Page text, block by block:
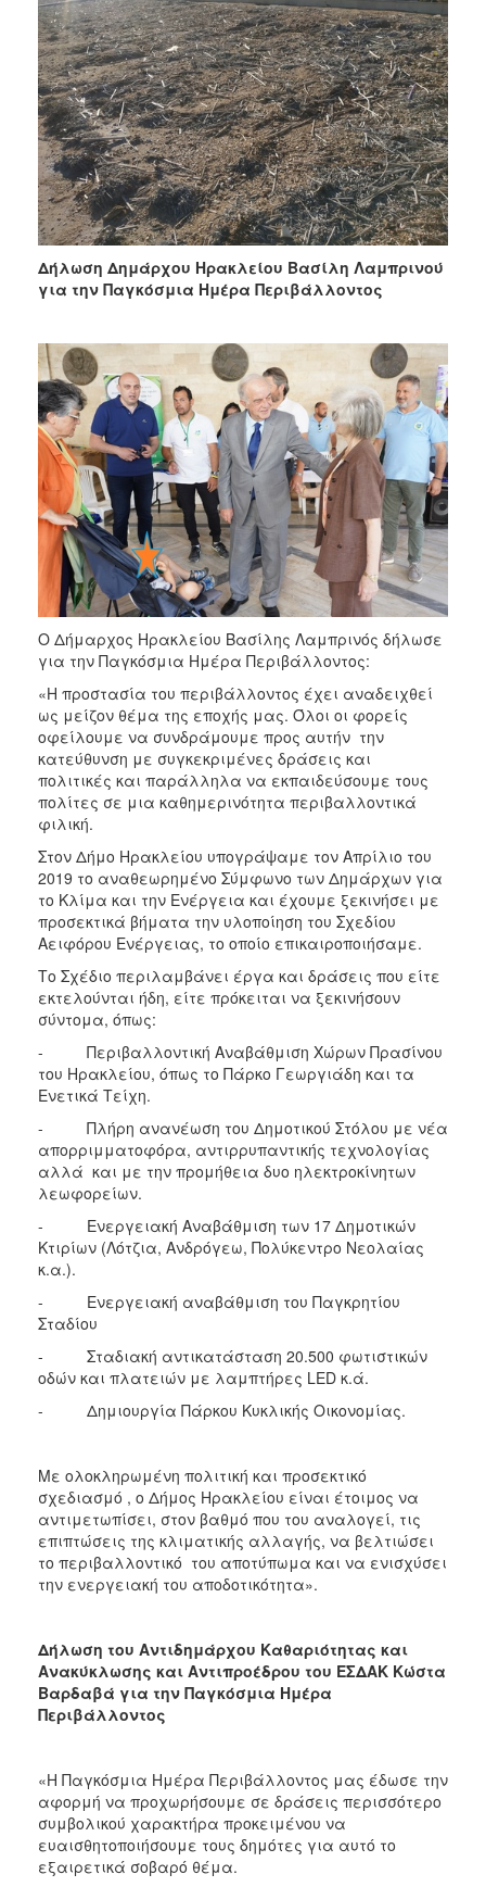
Δήλωση Δημάρχου Ηρακλείου Βασίλη Λαμπρινού
για την Παγκόσμια Ημέρα Περιβάλλοντος
Ο Δήμαρχος Ηρακλείου Βασίλης Λαμπρινός δήλωσε
για την Παγκόσμια Ημέρα Περιβάλλοντος:
«Η προστασία του περιβάλλοντος έχει αναδειχθεί
ως μείζον θέμα της εποχής μας. Όλοι οι φορείς
οφείλουμε να συνδράμουμε προς αυτήν την
κατεύθυνση με συγκεκριμένες δράσεις και
πολιτικές και παράλληλα να εκπαιδεύσουμε τους
πολίτες σε μια καθημερινότητα περιβαλλοντικά
φιλική.
Στον Δήμο Ηρακλείου υπογράψαμε τον Απρίλιο του
2019 το αναθεωρημένο Σύμφωνο των Δημάρχων για
το Κλίμα και την Ενέργεια και έχουμε ξεκινήσει με
προσεκτικά βήματα την υλοποίηση του Σχεδίου
Αειφόρου Ενέργειας, το οποίο επικαιροποιήσαμε.
Το Σχέδιο περιλαμβάνει έργα και δράσεις που είτε
εκτελούνται ήδη, είτε πρόκειται να ξεκινήσουν
σύντομα, όπως:
- Περιβαλλοντική Αναβάθμιση Χώρων Πρασίνου
του Ηρακλείου, όπως το Πάρκο Γεωργιάδη και τα
Ενετικά Τείχη.
- Πλήρη ανανέωση του Δημοτικού Στόλου με νέα
απορριμματοφόρα, αντιρρυπαντικής τεχνολογίας
αλλά και με την προμήθεια δυο ηλεκτροκίνητων
λεωφορείων.
- Ενεργειακή Αναβάθμιση των 17 Δημοτικών
Κτιρίων (Λότζια, Ανδρόγεω, Πολύκεντρο Νεολαίας
κ.α.).
- Ενεργειακή αναβάθμιση του Παγκρητίου
Σταδίου
- Σταδιακή αντικατάσταση 20.500 φωτιστικών
οδών και πλατειών με λαμπτήρες LED κ.ά.
- Δημιουργία Πάρκου Κυκλικής Οικονομίας.
Με ολοκληρωμένη πολιτική και προσεκτικό
σχεδιασμό , ο Δήμος Ηρακλείου είναι έτοιμος να
αντιμετωπίσει, στον βαθμό που του αναλογεί, τις
επιπτώσεις της κλιματικής αλλαγής, να βελτιώσει
το περιβαλλοντικό του αποτύπωμα και να ενισχύσει
την ενεργειακή του αποδοτικότητα».
Δήλωση του Αντιδημάρχου Καθαριότητας και
Ανακύκλωσης και Αντιπροέδρου του ΕΣΔΑΚ Κώστα
Βαρδαβά για την Παγκόσμια Ημέρα
Περιβάλλοντος
«Η Παγκόσμια Ημέρα Περιβάλλοντος μας έδωσε την
αφορμή να προχωρήσουμε σε δράσεις περισσότερο
συμβολικού χαρακτήρα προκειμένου να
ευαισθητοποιήσουμε τους δημότες για αυτό το
εξαιρετικά σοβαρό θέμα.